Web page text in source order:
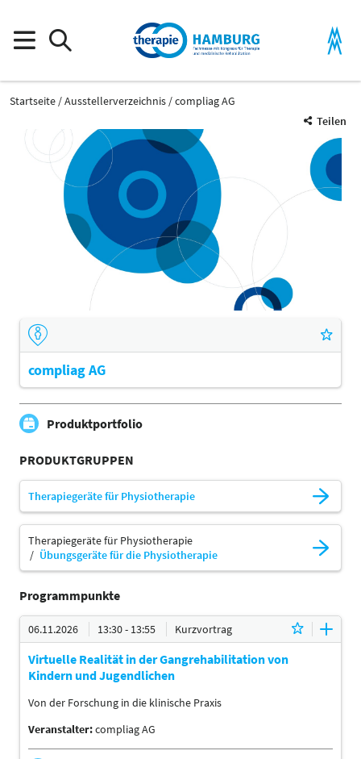
Startseite Ausstellerverzeichnis
compliag AG
Teilen
compliag AG
Produktportfolio
PRODUKTGRUPPEN
Therapiegeräte für Physiotherapie
Therapiegeräte für Physiotherapie
Übungsgeräte für die Physiotherapie
Programmpunkte
06.11.2026 13:30 - 13:55 Kurzvortrag
Virtuelle Realität in der Gangrehabilitation von
Kindern und Jugendlichen
Von der Forschung in die klinische Praxis
Veranstalter:compliag AG